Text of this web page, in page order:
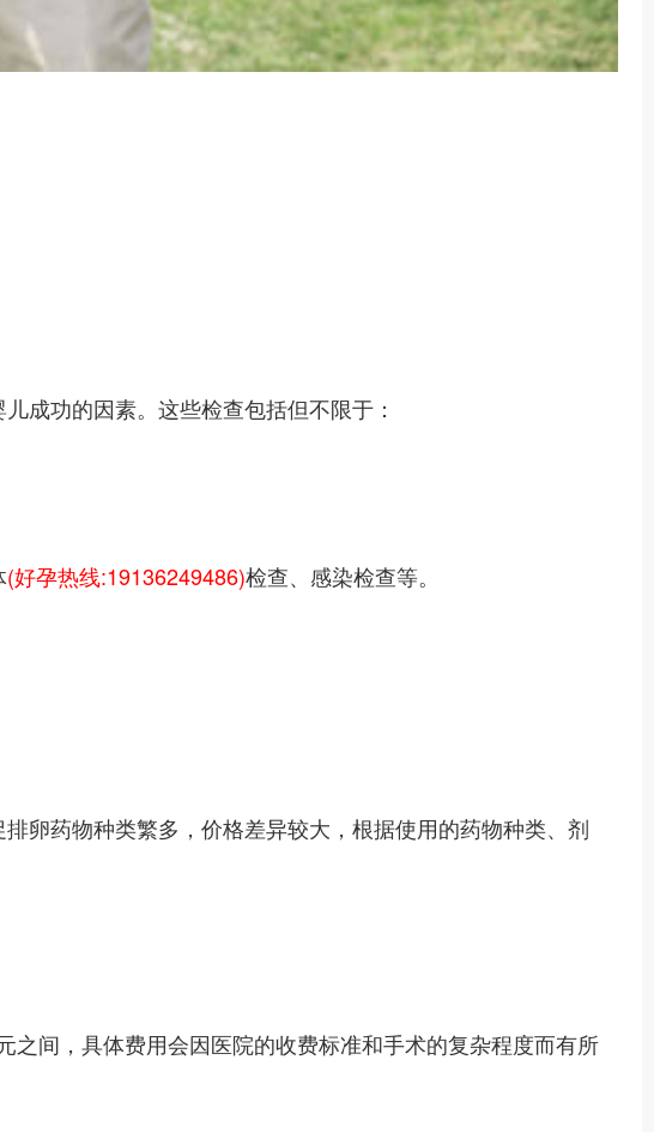
成功的因素。这些检查包括但不限于：
(好孕热线:19136249486)检查、感染检查等。
卵药物种类繁多，价格差异较大，根据使用的药物种类、剂
间，具体费用会因医院的收费标准和手术的复杂程度而有所